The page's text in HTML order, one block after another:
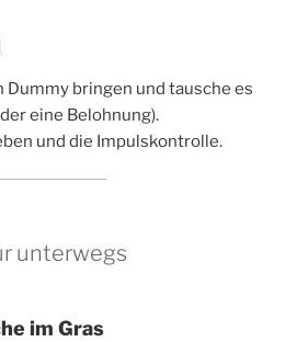
Dummy bringen und tausche es
eine Belohnung).
und die Impulskontrolle.
unterwegs
im Gras